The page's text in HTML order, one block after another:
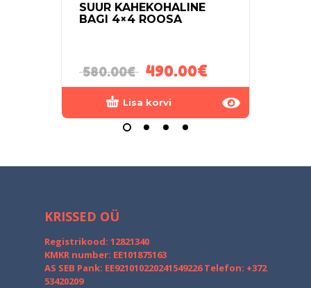
SUUR KAHEKOHALINE
BAGI 4×4 ROOSA
580.00€ 490.00€
Lisa korvi
KRISSED OÜ
Registrikood: 12821340
KMKR number: EE101875163
AS SEB Pank: EE921010220241549226 Telefon: +372
53420209